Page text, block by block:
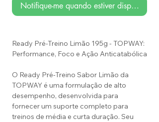
Notifique-me quando estiver disponível
Ready Pré-Treino Limão 195g - TOPWAY:
Performance, Foco e Ação Anticatabólica
O Ready Pré-Treino Sabor Limão da
TOPWAY é uma formulação de alto
desempenho, desenvolvida para
fornecer um suporte completo para
treinos de média e curta duração. Seu